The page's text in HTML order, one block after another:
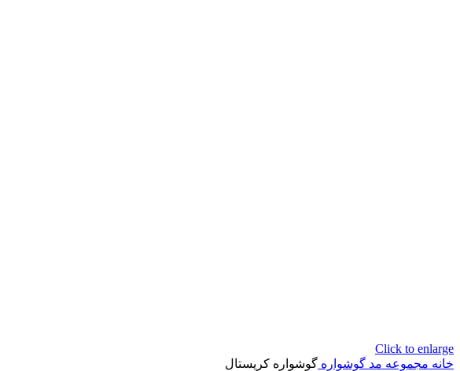
Click to enlarge
خانه مجموعه مد گوشواره گوشواره کریستال